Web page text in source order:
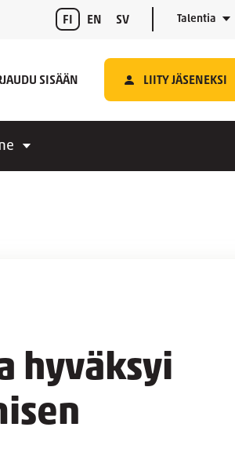
FI EN SV Talentia
SISÄÄN LIITY JÄSENEKSI
hyväksyi